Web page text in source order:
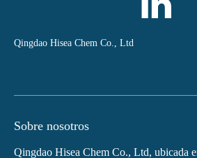
Qingdao Hisea Chem Co., Ltd
Sobre nosotros
Qingdao Hisea Chem Co., Ltd, ubicada